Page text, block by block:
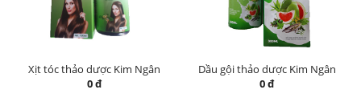
Xịt tóc thảo dược Kim Ngân
0 đ
Dầu gội thảo dược Kim Ngân
0 đ